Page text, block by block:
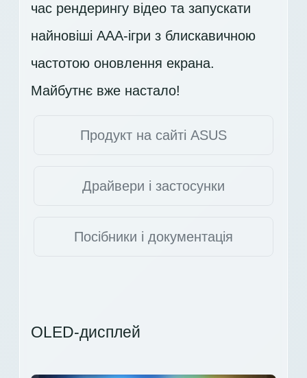
час рендерингу відео та запускати
найновіші AAA-ігри з блискавичною
частотою оновлення екрана.
Майбутнє вже настало!
Продукт на сайті ASUS
Драйвери і застосунки
Посібники і документація
OLED-дисплей